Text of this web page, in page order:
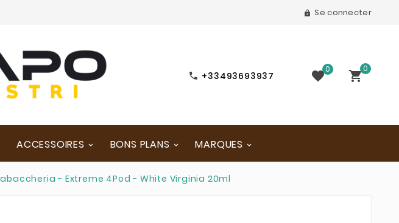
 Se connecter
 +33493693937 0 
0
ACCESSOIRES BONS PLANS MARQUES
- Extreme 4Pod - White Virginia 20ml